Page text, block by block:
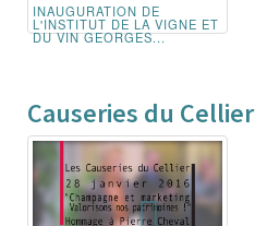
INAUGURATION DE
L'INSTITUT DE LA VIGNE ET
DU VIN GEORGES...
Causeries du Cellier